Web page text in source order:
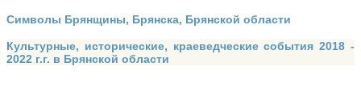
Символы Брянщины, Брянска, Брянской области
Культурные, исторические, краеведческие события 2018 -
2022 г.г. в Брянской области